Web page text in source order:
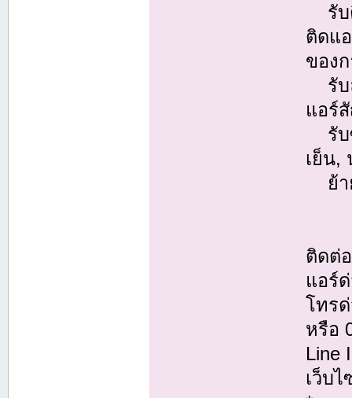
รับ
ติดแ
ของ
รับ
แอร์
รับ
เย็น,
ย้า
ติดต่
แอร์
โทร
หรือ
Line
เว็บไ